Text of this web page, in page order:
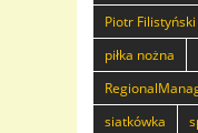
Piotr Filistyński
piłka nożna
siatkówka